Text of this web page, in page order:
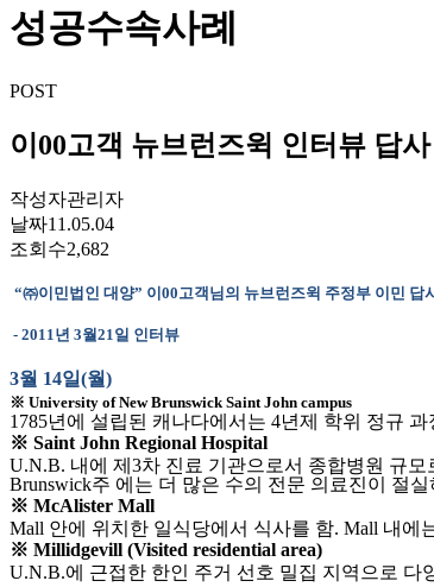
성공수속사례
POST
이00고객 뉴브런즈윅 인터뷰 답사
작성자관리자
날짜11.05.04
조회수2,682
“㈜이민법인 대양” 이00 고객님의 뉴브런즈윅 주정부 이민 답
- 2011년 3월21 일 인터뷰
3월 14일(월)
※ University of New Brunswick Saint John campus
1785년에 설립된 캐나다에서는 4년제 학위 정규
※ Saint John Regional Hospital
U.N.B. 내에 제 3차 진료 기관으로서 종합병원 규
Brunswick주 에는 더 많은 수의 전문 의료진이 절
※ McAlister Mall
Mall 안에 위치한 일식당에서 식사를 함. Mall 내에
※ Millidgevill (Visited residential area)
U.N.B.에 근접한 한인 주거 선호 밀집 지역으로